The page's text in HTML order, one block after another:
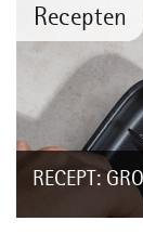
RECEPT:
Weer of geen
Recepten